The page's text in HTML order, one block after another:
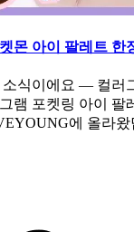
몬 아이 팔레트 한
식이에요 — 컬러
램 포켓링 아이 팔
에 올라